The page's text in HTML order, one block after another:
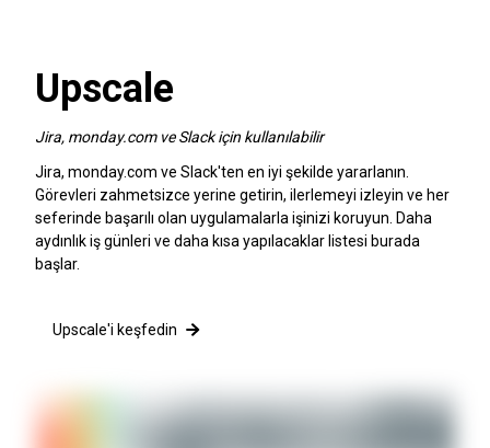
Upscale
Jira, monday.com ve Slack için kullanılabilir
Jira, monday.com ve Slack'ten en iyi şekilde yararlanın.
Görevleri zahmetsizce yerine getirin, ilerlemeyi izleyin ve her
seferinde başarılı olan uygulamalarla işinizi koruyun. Daha
aydınlık iş günleri ve daha kısa yapılacaklar listesi burada
başlar.
Upscale'i keşfedin